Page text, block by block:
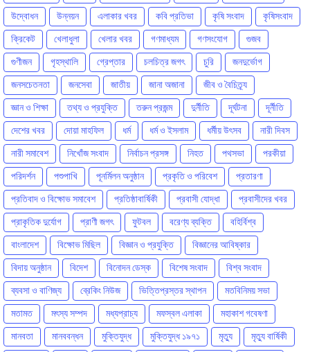
উদ্বোধন
উন্নয়ন এলাকার খবর কবি প্রতিভা কৃষি সংবাদ
কৃষিসংবাদ
ক্রিকেট
খেলাধুলা খেলার খবর গণমাধ্যম গণসংযোগ
গুজব
গুণীজন
গৃহস্থালি গ্রেপ্তার চলচিত্র জগৎ চুরি
জনদুর্ভোগ
জনসচেতনতা
জনসেবা জাতীয় জানা অজানা
জীব ও বৈচিত্র্য
জ্ঞান ও শিক্ষা
তথ্য ও প্রযুক্তি তরুন প্রজন্ম দুর্নীতি দূর্ঘটনা
দূর্নীতি
দেশের খবর
দোয়া মাহফিল ধর্ম ধর্ম ও ইসলাম ধর্মীয় উৎসব
নারী দিবস
নারী সমাবেশ
নিখোঁজ সংবাদ নির্বাচন প্রসঙ্গ নিহত পথসভা
পরকীয়া
পরিদর্শন
পশুপাখি পূনর্মিলন অনুষ্ঠান প্রকৃতি ও পরিবেশ
প্রতারণা
প্রতিবাদ ও বিক্ষোভ সমাবেশ
প্রতিষ্ঠাবার্ষিকী প্রবাসী যোদ্ধা
প্রবাসীদের খবর
প্রাকৃতিক দুর্যোগ
প্রাণী জগৎ ফুটবল বরেণ্য ব্যক্তি
বহির্বিশ্ব
বাংলাদেশ
বিক্ষোভ মিছিল বিজ্ঞান ও প্রযুক্তি
বিজ্ঞানের আবিষ্কার
বিদায় অনুষ্ঠান
বিদেশ বিনোদন ডেস্ক বিশেষ সংবাদ
বিশ্ব সংবাদ
ব্যবসা ও বাণিজ্য
ব্রেকিং নিউজ ভিত্তিপ্রস্তর স্থাপন
মতবিনিময় সভা
মতামত
মৎস্য সম্পদ মধ্যপ্রাচ্য মফস্বল এলাকা
মহাকাশ গবেষণা
মানবতা
মানববন্ধন মুক্তিযুদ্ধ মুক্তিযুদ্ধ ১৯৭১ মৃত্যু
মৃত্যু বার্ষিকী